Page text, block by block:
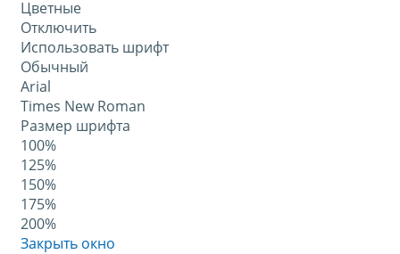
Цветные
Отключить
Использовать шрифт
Обычный
Arial
Times New Roman
Размер шрифта
100%
125%
150%
175%
200%
Закрыть окно